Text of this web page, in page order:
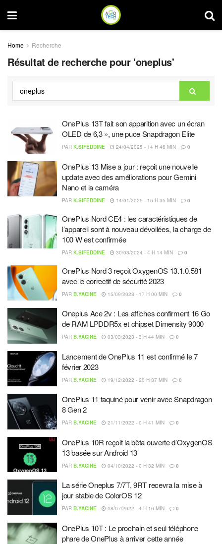
Home Recherche
Résultat de recherche pour 'oneplus'
OnePlus 13T fait son apparition avec un écran
OLED de 6,3 », une puce Snapdragon Elite
PAR K.SIFEDDINE 24/04/2025 - 14 H 46 MIN 0
OnePlus 13 Mise a jour : reçoit une nouvelle
update avec des améliorations pour Gemini
Nano et la caméra
PAR K.SIFEDDINE 14/01/2025 - 15 H 35 MIN 0
OnePlus Nord CE4 : les caractéristiques de
l’appareil sont à nouveau dévoilées, la charge de
100 W est confirmée
PAR K.SIFEDDINE 30/03/2024 - 4 H 14 MIN 0
OnePlus Nord 3 reçoit OxygenOS 13.1.0.581
avec le correctif de sécurité 2023
PAR B.YACINE 15/09/2023 - 17 H 00 MIN 0
Oneplus Ace 2v : Les affiches confirment 16 Go
de RAM LPDDR5x et chipset Dimensity 9000
PAR B.YACINE 03/03/2023 - 3 H 44 MIN 0
Lancement de OnePlus 11 est confirmé le 7
février 2023
PAR B.YACINE 19/12/2022 - 20 H 37 MIN 0
OnePlus 11 taquiné pour venir avec Snapdragon
8 Gen 2
PAR B.YACINE 21/11/2022 - 0 H 41 MIN 0
OnePlus 10R reçoit la bêta ouverte d’OxygenOS
13 basée sur Android 13
PAR B.YACINE 04/10/2022 - 0 H 32 MIN 0
La série Oneplus 7/7T, 9RT recevra la mise à
jour stable de ColorOS 12
PAR B.YACINE 08/07/2022 - 4 H 16 MIN 0
OnePlus 10T : Le prochain et seul téléphone
phare de OnePlus à arriver cette année